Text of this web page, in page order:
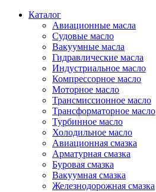
Каталог
Авиационные масла
Судовые масло
Вакуумные масла
Гидравлические масла
Индустриальное масло
Компрессорное масло
Моторное масло
Трансмиссионное масло
Трансформаторное масло
Турбинное масло
Холодильное масло
Авиационная смазка
Арматурная смазка
Буровая смазка
Вакуумная смазка
Железнодорожная смазка